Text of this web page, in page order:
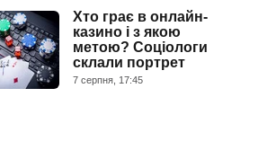
Хто грає в онлайн-
казино і з якою
метою? Соціологи
склали портрет
7 серпня, 17:45